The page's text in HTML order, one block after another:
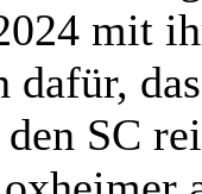
mit
SC